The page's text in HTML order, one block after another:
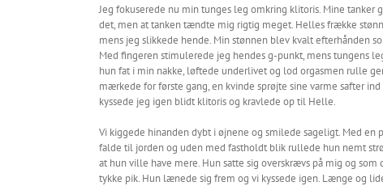
Jeg fokuserede nu min tunges leg omkring klitoris. Mine tanker
det, men at tanken tændte mig rigtig meget. Helles frække
mens jeg slikkede hende. Min stønnen blev kvalt efterhånden
Med fingeren stimulerede jeg hendes g-punkt, mens tungens
hun fat i min nakke, løftede underlivet og lod orgasmen rulle
mærkede for første gang, en kvinde sprøjte sine varme safter
kyssede jeg igen blidt klitoris og kravlede op til Helle.
Vi kiggede hinanden dybt i øjnene og smilede sageligt. Med
falde til jorden og uden med fastholdt blik rullede hun nemt
at hun ville have mere. Hun satte sig overskrævs på mig og
tykke pik. Hun lænede sig frem og vi kyssede igen. Længe og